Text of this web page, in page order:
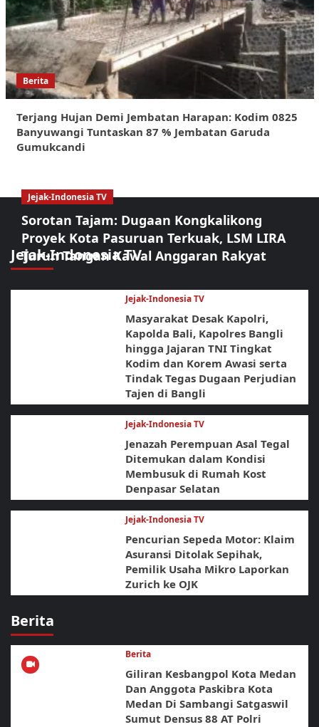
Berita
Terjang Hujan Demi Jembatan Harapan: Kodim 0825
Banyuwangi Tuntaskan 87 % Jembatan Garuda
Gumukcandi
Jejak-Indonesia TV
Jejak-Indonesia TV
Sorotan Tajam: Dugaan Kongkalikong
Proyek Kota Pasuruan Terkuak, LSM LIRA
Turun Tangan Kawal Anggaran Rakyat
Jejak-Indonesia TV
Masyarakat Desak Kapolri,
Kapolda Bali, Kapolres Bangli
hingga Jajaran TNI Tingkat
Kodim dan Korem Awasi serta
Tindak Tegas Dugaan Perjudian
Tajen di Bangli
Jejak-Indonesia TV
Jenazah Perempuan Asal Tegal
Ditemukan dalam Kondisi
Membusuk di Rumah Kost
Denpasar Selatan
Jejak-Indonesia TV
Pencurian Sepeda Motor: Klaim
Asuransi Ditolak Sepihak,
Pemilik Usaha Mikro Laporkan
Zurich ke OJK
Berita
Berita
Giliran Kesbangpol Kota Medan
Dan Anggota Paskibra Kota
Medan Di Sambangi Satgaswil
Sumut Densus 88 AT Polri